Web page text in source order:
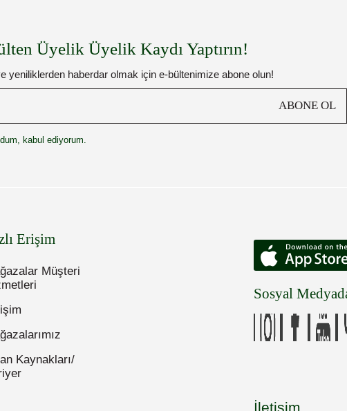
Üyelik Üyelik Kaydı Yaptırın!
yeniliklerden haberdar olmak için e-bültenimize abone olun!
ABONE OL
kabul ediyorum.
Erişim
Müşteri
Kaynakları/
Sosyal
İletişim